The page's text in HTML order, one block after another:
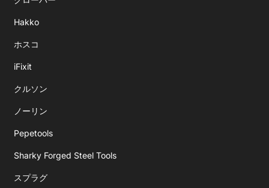
Hakko
ホスコ
iFixit
クルソン
ノーリン
Pepetools
Sharky Forged Steel Tools
スプラグ